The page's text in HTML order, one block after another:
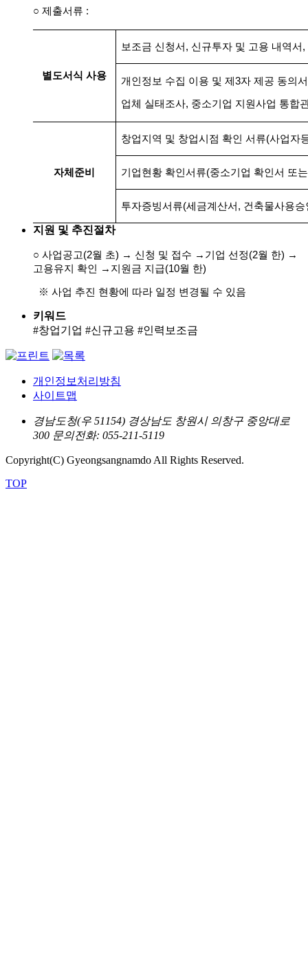
○ 제출서류 :
별도서식 사용
보조금 신청서 , 신규투자 및 고용 내역서 ,
개인정보 수집 이용 및 제 3자 제공 동의서
업체 실태조사, 중소기업 지원사업 통합
자체준비
창업지역 및 창업시점 확인 서류(사업자
기업현황 확인서류(중소기업 확인서 또
투자증빙서류(세금계산서 , 건축물사용승
지원 및 추진절차
○ 사업공고(2월 초) → 신청 및 접수 →기업 선정(2월 한) →
고용유지 확인
→ 지원금 지급(10월 한)
※ 사업 추진 현황에 따라 일정 변경될 수 있음
키워드
#창업기업 #신규고용 #인력보조금
개인정보처리방침
사이트맵
경남도청(우 51154) 경상남도 창원시 의창구 중앙대로
300 문의전화: 055-211-5119
Copyright(C) Gyeongsangnamdo All Rights Reserved.
TOP